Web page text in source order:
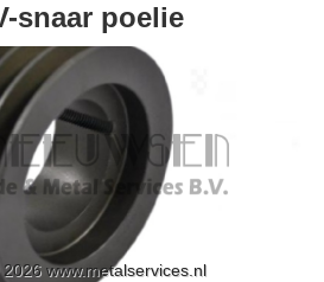
snaar poelie
www.metalservices.nl